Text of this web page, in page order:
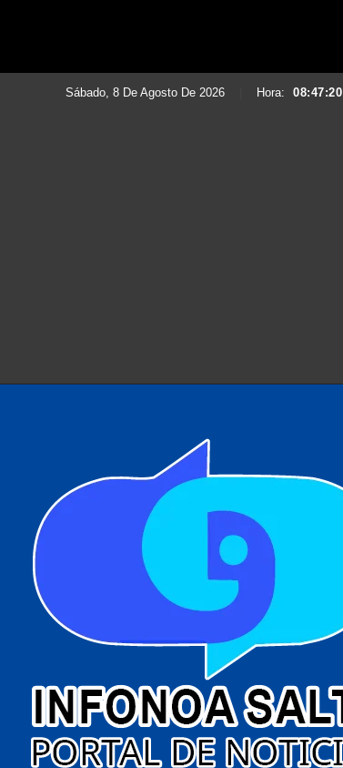
Sábado, 8 De Agosto De 2026 Hora: 08:47:21